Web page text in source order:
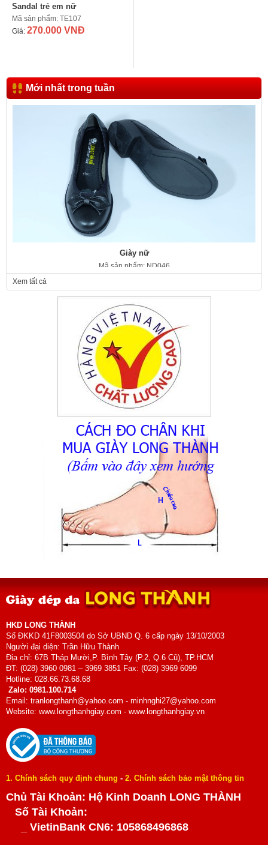
Sandal trẻ em nữ
Mã sản phẩm: TE107
Giá: 270.000 VNĐ
Mới nhất trong tuần
Giày nữ
Mã sản phẩm: ND046
Xem tất cả
HKD LONG THÀNH
Số ĐKKD 41F8003504 do Sở UBND Q. 6 cấp ngày 13/10/2003
Người đại diện: Trần Hữu Thành
Địa chỉ: 67B Tháp Mười,P. Bình Tây (P.2, Q.6 Cũ), TP.HCM
ĐT: (028) 3960 0981 – 3969 3851 Fax: (028) 3969 6099
Hotline: 028.66.73.68.68
Zalo: 0981.100.714
Email: tranlongthanh@yahoo.com - minhnghi27@yahoo.com
Website: www.longthanhgiay.com - www.longthanhgiay.vn
1. Chính sách quy định chung - 2. Chính sách bảo mật thông tin
Chủ Tài Khoản: Hộ Kinh Doanh LONG THÀNH
Số Tài Khoản:
_ VietinBank CN6: 105868496868